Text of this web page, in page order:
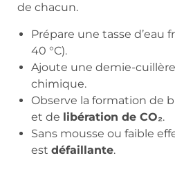
de chacun.
Prépare une tasse d’eau
40 °C).
Ajoute une demie-
chimique.
Observe la formation de
et de libération de CO₂.
Sans mousse ou faible
est défaillante.